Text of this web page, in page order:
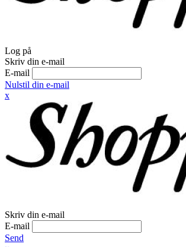
Log på
Skriv din e-mail
E-mail
Nulstil din e-mail
x
Skriv din e-mail
E-mail
Send